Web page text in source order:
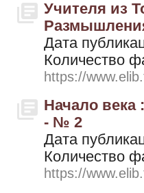
Учителя из
Дата
Количество
https://
Начало века
- № 2
Дата
Количество
https://